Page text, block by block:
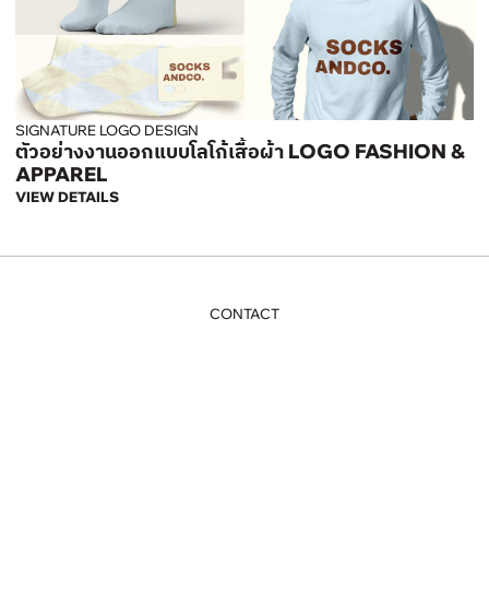
SIGNATURE LOGO DESIGN
ตัวอย่างงานออกแบบโลโก้เสื้อผ้า LOGO FASHION &
APPAREL
VIEW DETAILS
CONTACT